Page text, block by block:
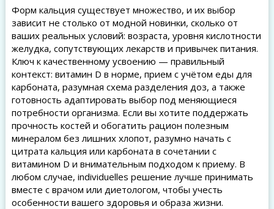
Форм кальция существует множество, и их выбор
зависит не столько от модной новинки, сколько от
ваших реальных условий: возраста, уровня кислотности
желудка, сопутствующих лекарств и привычек питания.
Ключ к качественному усвоению — правильный
контекст: витамин D в норме, прием с учётом еды для
карбоната, разумная схема разделения доз, а также
готовность адаптировать выбор под меняющиеся
потребности организма. Если вы хотите поддержать
прочность костей и обогатить рацион полезным
минералом без лишних хлопот, разумно начать с
цитрата кальция или карбоната в сочетании с
витамином D и внимательным подходом к приему. В
любом случае, individuelles решение лучше принимать
вместе с врачом или диетологом, чтобы учесть
особенности вашего здоровья и образа жизни.